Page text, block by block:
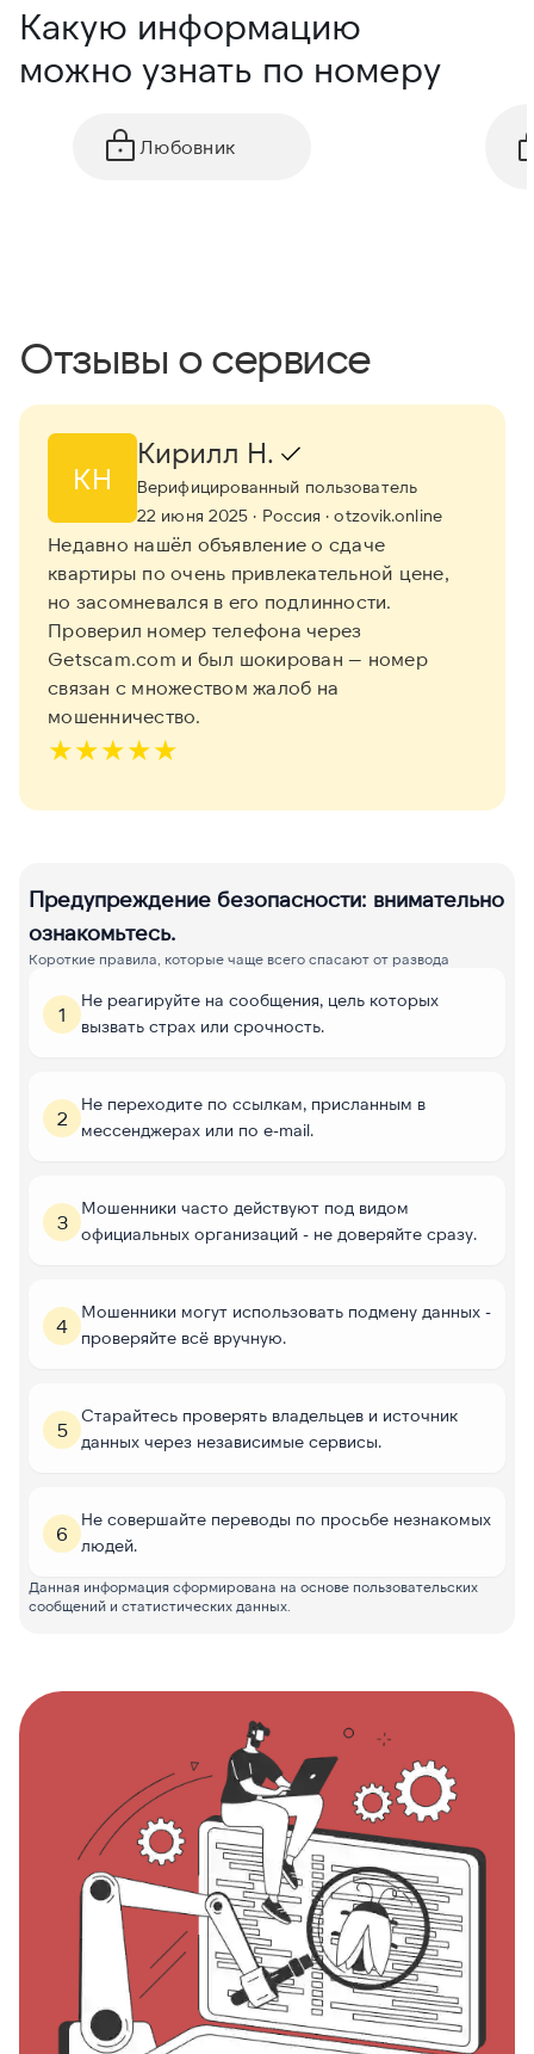
Какую информацию
можно узнать по номеру
Любовник
Отзывы о сервисе
КН
Кирилл Н.
Верифицированный пользователь
22 июня 2025 · Россия · otzovik.online
Недавно нашёл объявление о сдаче
квартиры по очень привлекательной цене,
но засомневался в его подлинности.
Проверил номер телефона через
Getscam.com и был шокирован — номер
связан с множеством жалоб на
мошенничество.
★★★★★
Предупреждение безопасности: внимательно
ознакомьтесь.
Короткие правила, которые чаще всего спасают от развода
1
Не реагируйте на сообщения, цель которых
вызвать страх или срочность.
2
Не переходите по ссылкам, присланным в
мессенджерах или по e-mail.
3
Мошенники часто действуют под видом
официальных организаций - не доверяйте сразу.
4
Мошенники могут использовать подмену данных -
проверяйте всё вручную.
5
Старайтесь проверять владельцев и источник
данных через независимые сервисы.
6
Не совершайте переводы по просьбе незнакомых
людей.
Данная информация сформирована на основе пользовательских
сообщений и статистических данных.